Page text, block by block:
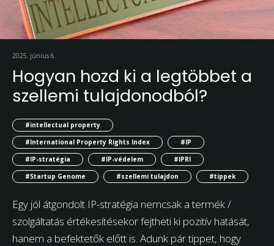
2025. június 6.
Hogyan hozd ki a legtöbbet a
szellemi tulajdonodból?
#intellectual property
#International Property Rights Index
#IP
#IP-stratégia
#IP-védelem
#IPRI
#Startup Genome
#szellemi tulajdon #tippek
Egy jól átgondolt IP-stratégia nemcsak a termék /
szolgáltatás értékesítésekor fejtheti ki pozitív hatását,
hanem a befektetők előtt is. Adunk pár tippet, hogy